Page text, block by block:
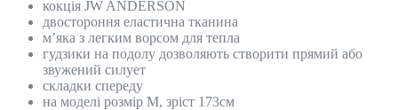
кокція JW ANDERSON
двостороння еластична тканина
м’яка з легким ворсом для тепла
гудзики на подолу дозволяють створити прямий або
звужений силует
складки спереду
на моделі розмір М, зріст 173см